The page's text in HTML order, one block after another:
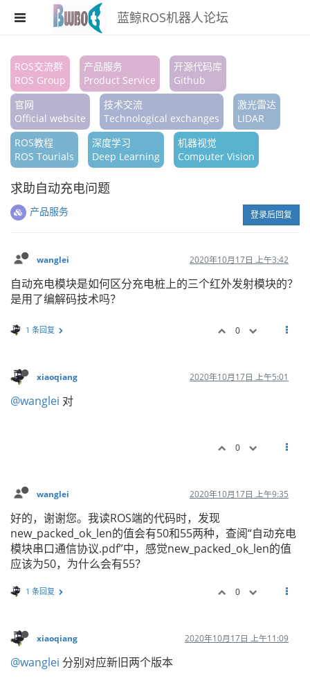
蓝鲸ROS机器人论坛
注册
登录
搜索
版块
ROS交流群
ROS Group
产品服务
Product Service
开源代码库
Github
官网
Official website
技术交流
Technological exchanges
激光雷达
LIDAR
ROS教程
ROS Tourials
深度学习
Deep Learning
机器视觉
Computer Vision
求助自动充电问题
产品服务 登录后回复
wanglei 2020年10月17日 上午3:42
自动充电模块是如何区分充电桩上的三个红外发射模块的？
是用了编解码技术吗？
1 条回复 0
xiaoqiang 2020年10月17日 上午5:01
@wanglei 对
0
wanglei 2020年10月17日 上午9:35
好的，谢谢您。我读ROS端的代码时，发现
new_packed_ok_len的值会有50和55两种，查阅“自动充电
模块串口通信协议.pdf”中，感觉new_packed_ok_len的值
应该为50，为什么会有55？
1 条回复 0
xiaoqiang 2020年10月17日 上午11:09
@wanglei 分别对应新旧两个版本